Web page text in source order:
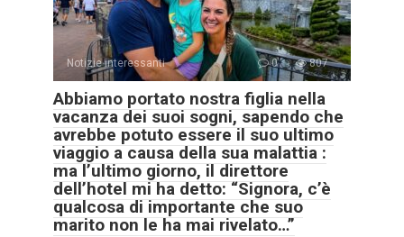
Notizie interessanti 0 807
Abbiamo portato nostra figlia nella
vacanza dei suoi sogni, sapendo che
avrebbe potuto essere il suo ultimo
viaggio a causa della sua malattia :
ma l’ultimo giorno, il direttore
dell’hotel mi ha detto: “Signora, c’è
qualcosa di importante che suo
marito non le ha mai rivelato…”